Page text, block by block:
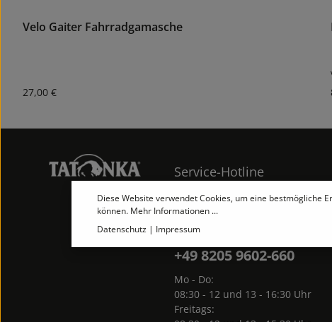
Velo Gaiter Fahrradgamasche
Regulärer Preis:
27,00 €
Service-Hotline
Telefonische Unterstützung und
Beratung unter:
+49 8205 9602-660
Mo - Do:
08:30 - 12 und 13 - 16:30 Uhr
Freitags:
Diese Website verwendet Cookies, um eine bestmögliche
können. Mehr Informationen ...
Datenschutz| Impressum